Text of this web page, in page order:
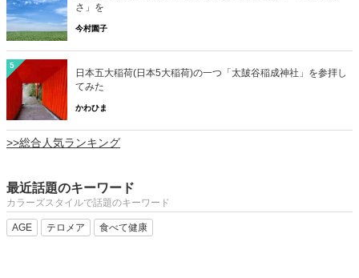
さ」を
今村園子
5
日本五大稲荷(日本5大稲荷)の一つ「太皷谷稲成神社」を参拝し
てみた
かわひま
>>総合人気ランキング
最近話題のキーワード
カラーズスタイルで話題のキーワード
AGE テロメア 食べて健康